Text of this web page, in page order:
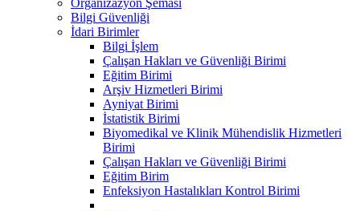
Bilgi Güvenliği
İdari Birimler
Bilgi İşlem
Çalışan Hakları ve Güvenliği Birimi
Eğitim Birimi
Arşiv Hizmetleri Birimi
Ayniyat Birimi
İstatistik Birimi
Biyomedikal ve Klinik Mühendislik Hizmetleri
Birimi
Çalışan Hakları ve Güvenliği Birimi
Eğitim Birim
Enfeksiyon Hastalıkları Kontrol Birimi